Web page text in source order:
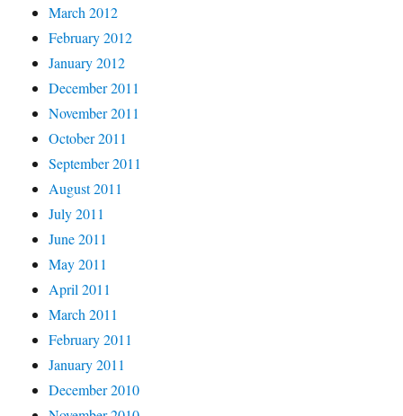
March 2012
February 2012
January 2012
December 2011
November 2011
October 2011
September 2011
August 2011
July 2011
June 2011
May 2011
April 2011
March 2011
February 2011
January 2011
December 2010